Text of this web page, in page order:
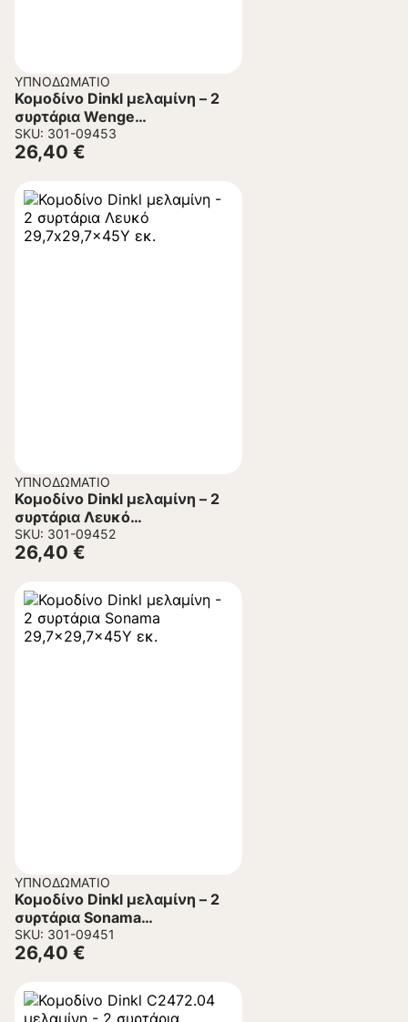
ΥΠΝΟΔΩΜΆΤΙΟ
Κομοδίνο Dinkl μελαμίνη – 2
συρτάρια Wenge
29,5×29,5×45Υ εκ.
SKU: 301-09453
26,40 €
ΥΠΝΟΔΩΜΆΤΙΟ
Κομοδίνο Dinkl μελαμίνη – 2
συρτάρια Λευκό
29,7×29,7×45Υ εκ.
SKU: 301-09452
26,40 €
ΥΠΝΟΔΩΜΆΤΙΟ
Κομοδίνο Dinkl μελαμίνη – 2
συρτάρια Sonama
29,7×29,7×45Υ εκ.
SKU: 301-09451
26,40 €